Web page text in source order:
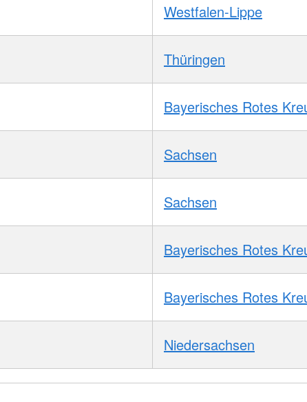
Westfalen-Lippe
Thüringen
Bayerisches Rotes
Sachsen
Sachsen
Bayerisches Rotes
Bayerisches Rotes
Niedersachsen